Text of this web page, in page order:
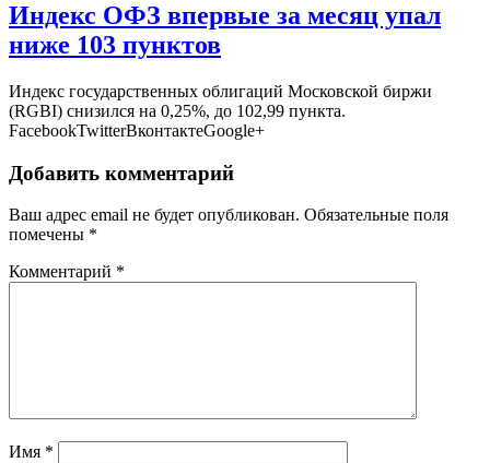
Индекс ОФЗ впервые за месяц упал
ниже 103 пунктов
Индекс государственных облигаций Московской биржи
(RGBI) снизился на 0,25%, до 102,99 пункта.
FacebookTwitterВконтактеGoogle+
Добавить комментарий
Ваш адрес email не будет опубликован. Обязательные поля
помечены *
Комментарий *
Имя *